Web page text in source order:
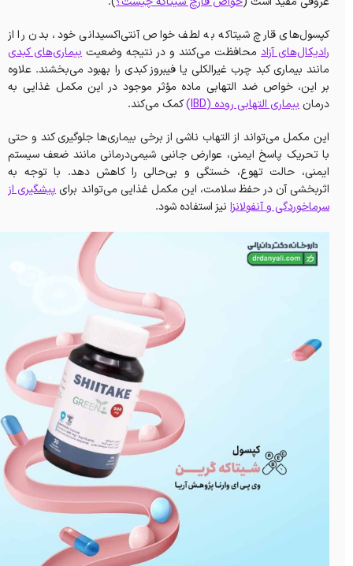
کپسول‌های قارچ شیتاکه به لطف خواص آنتی‌اکسیدانی خود، بدن را از
رادیکال‌های آزاد محافظت می‌کنند و در نتیجه وضعیت بیماری‌های کبدی
مانند بیماری کبد چرب غیرالکلی یا فیبروز کبدی را بهبود می‌بخشند. علاوه
بر این، خواص ضد التهابی ماده مؤثر موجود در این مکمل غذایی به
درمان بیماری التهابی روده (IBD)
کمک می‌کند.
این مکمل می‌تواند از التهاب ناشی از برخی بیماری‌ها جلوگیری کند و حتی
با تحریک پاسخ ایمنی، عوارض جانبی شیمی‌درمانی مانند ضعف سیستم
ایمنی، حالت تهوع، خستگی و بی‌حالی را کاهش دهد. با توجه به
اثربخشی آن در حفظ سلامت، این مکمل غذایی می‌تواند برایپیشگیری از
سرماخوردگی و آنفولانزا نیز استفاده شود.